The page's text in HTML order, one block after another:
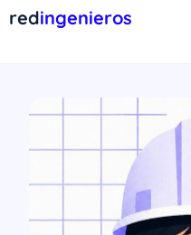
redingenieros